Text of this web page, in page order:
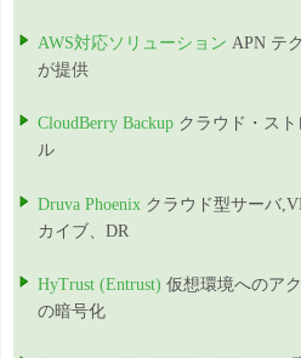
AWS対応ソリューション APN テ
が提供
CloudBerry Backup クラウド・ス
ル
Druva Phoenix クラウド型サーバ
カイブ、DR
HyTrust (Entrust) 仮想環境へのア
の暗号化